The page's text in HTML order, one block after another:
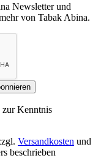
Newsletter und
von Tabak Abina.
zur Kenntnis
Versandkosten und
beschrieben